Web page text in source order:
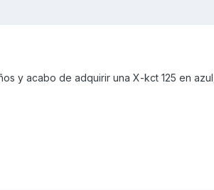
y acabo de adquirir una X-kct 125 en